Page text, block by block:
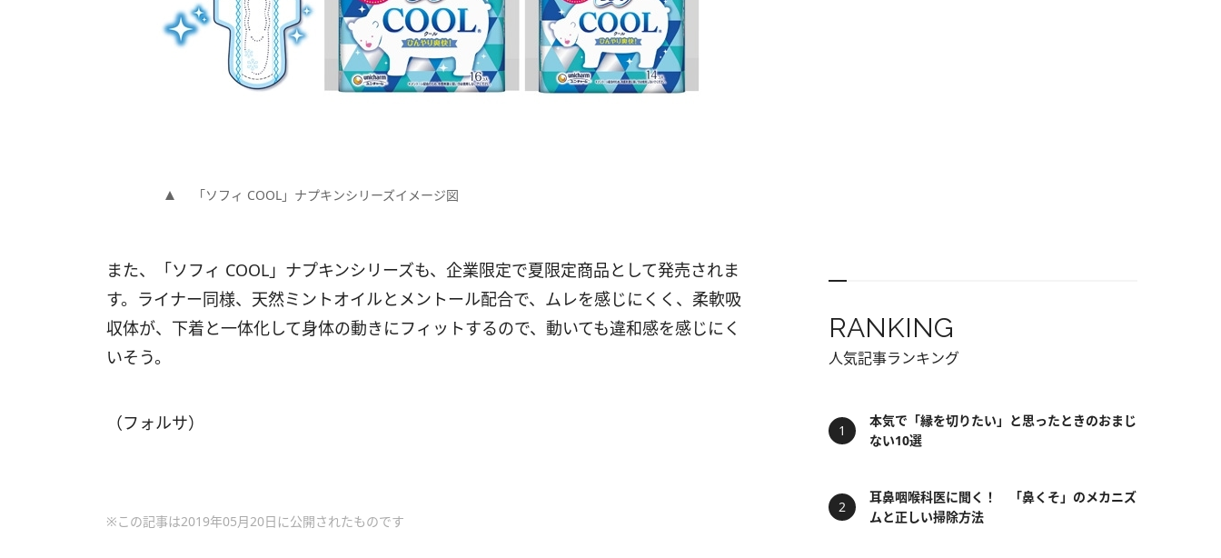
「ソフィ COOL」ナプキンシリーズイメージ図
また、「ソフィ COOL」ナプキンシリーズも、企業限定で夏限定商品として発売されま
す。ライナー同様、天然ミントオイルとメントール配合で、ムレを感じにくく、柔軟吸
収体が、下着と一体化して身体の動きにフィットするので、動いても違和感を感じにく
いそう。
（フォルサ）
※この記事は2019年05月20日に公開されたものです
RANKING
人気記事ランキング
本気で「縁を切りたい」と思ったときのおまじ
ない10選
耳鼻咽喉科医に聞く！ 「鼻くそ」のメカニズ
ムと正しい掃除方法